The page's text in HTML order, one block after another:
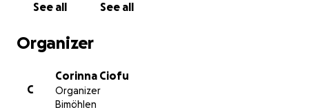
See all See all
Organizer
C
Corinna Ciofu
Organizer
Bimöhlen